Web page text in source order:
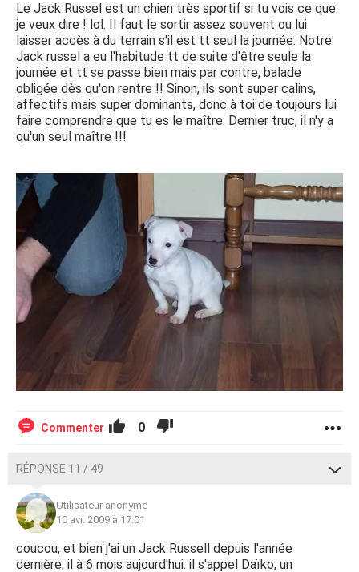
Le Jack Russel est un chien très sportif si tu vois ce que
je veux dire ! lol. Il faut le sortir assez souvent ou lui
laisser accès à du terrain s'il est tt seul la journée. Notre
Jack russel a eu l'habitude tt de suite d'être seule la
journée et tt se passe bien mais par contre, balade
obligée dès qu'on rentre !! Sinon, ils sont super calins,
affectifs mais super dominants, donc à toi de toujours lui
faire comprendre que tu es le maître. Dernier truc, il n'y a
qu'un seul maître !!!
Commenter 0
RÉPONSE 11 / 49
Utilisateur anonyme
10 avr. 2009 à 17:01
coucou, et bien j'ai un Jack Russell depuis l'année
dernière, il à 6 mois aujourd'hui. il s'appel Daïko, un